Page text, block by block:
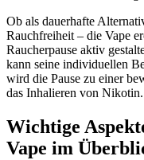
Ob als dauerhafte
Rauchfreiheit – die Vape
Raucherpause aktiv
kann seine individuellen
wird die Pause zu einer
das Inhalieren von Nikotin.
Wichtige
Vape im